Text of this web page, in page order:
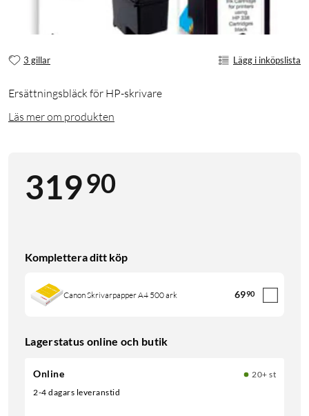
3 gillar Lägg i inköpslista
Ersättningsbläck för HP-skrivare
Läs mer om produkten
31990
Komplettera ditt köp
Canon Skrivarpapper A4 500 ark 6990
Lagerstatus online och butik
Online
20+ st
2-4 dagars leveranstid